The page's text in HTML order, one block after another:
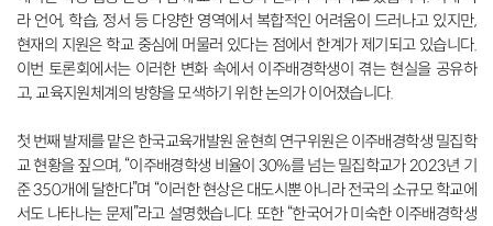
라 언어, 학습, 정서 등 다양한 영역에서 복합적인 어려움이 드러나고 있지만,
현재의 지원은 학교 중심에 머물러 있다는 점에서 한계가 제기되고 있습니다.
이번 토론회에서는 이러한 변화 속에서 이주배경학생이 겪는 현실을 공유하
고, 교육지원체계의 방향을 모색하기 위한 논의가 이어졌습니다.
첫 번째 발제를 맡은 한국교육개발원 윤현희 연구위원은 이주배경학생 밀집학
교 현황을 짚으며, “이주배경학생 비율이 30%를 넘는 밀집학교가 2023년 기
준 350개에 달한다”며 “이러한 현상은 대도시뿐 아니라 전국의 소규모 학교에
서도 나타나는 문제”라고 설명했습니다. 또한 “한국어가 미숙한 이주배경학생